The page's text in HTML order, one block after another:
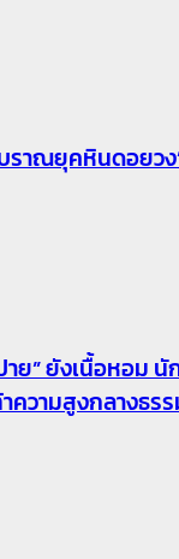
บราณยุคหินดอยว
าย” ยังเนื้อหอม
วามสูงกลางธร